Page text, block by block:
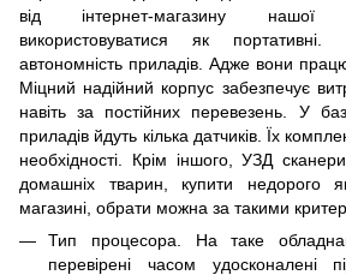
від інтернет-магазину нашої
використовуватися як
автономність приладів. Адже вони
Міцний надійний корпус забезпечує
навіть за постійних перевезень. У
приладів йдуть кілька датчиків. Їх
необхідності. Крім іншого, УЗД
домашніх тварин, купити недорого
магазині, обрати можна за такими
Тип процесора. На таке
перевірені часом удосконалені